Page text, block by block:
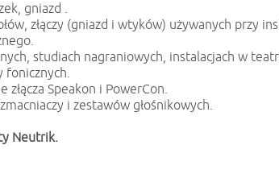
gniazd .
złączy (gniazd i wtyków) używanych przy
studiach nagraniowych, instalacjach w
fonicznych.
Speakon i PowerCon.
i zestawów głośnikowych.
Neutrik.